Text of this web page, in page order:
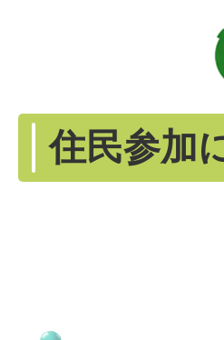
住民参加